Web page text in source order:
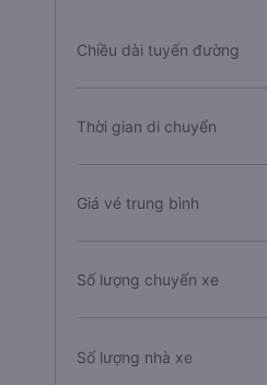
Chiều dài tuyến đường
Thời gian di chuyển
Giá vé trung bình
Số lượng chuyến xe
Số lượng nhà xe